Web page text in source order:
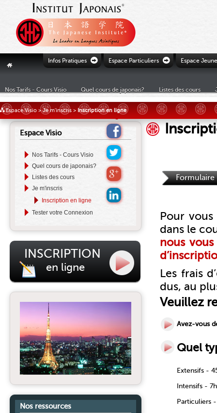
Ò
Infos Pratiques Ò
Espace Particuliers Espace
"
Nos Tarifs - Cours Visio Quel cours de japonais? Listes des cours
Espace Visio >Je m'inscris > Inscription en ligne
Espace Visio
Nos Tarifs - Cours Visio
Quel cours de japonais?
Listes des cours
Je m'inscris
Inscription en ligne
Tester votre Connexion
INSCRIPTION
en ligne
Nos ressources
£
Formulaire
Pour
dans le
nous
Les frais
dus, au
Veuillez
Avez-vous
Quel
Extensifs -
Intensifs -
Particuliers